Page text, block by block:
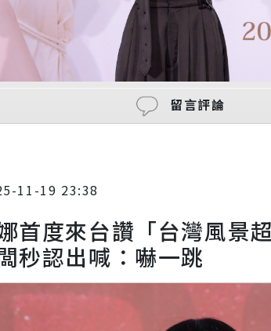
留言評論
11-19 23:38
首度來台讚「台灣風景
秒認出喊：嚇一跳